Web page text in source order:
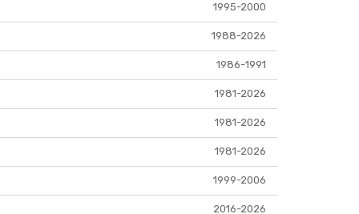
1995-2000
1988-2026
1986-1991
1981-2026
1981-2026
1981-2026
1999-2006
2016-2026